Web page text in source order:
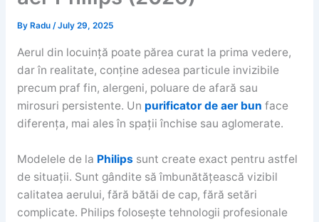
By Radu /July 29, 2025
Aerul din locuință poate părea curat la prima vedere,
dar în realitate, conține adesea particule invizibile
precum praf fin, alergeni, poluare de afară sau
mirosuri persistente. Un purificator de aer bun face
diferența, mai ales în spații închise sau aglomerate.
Modelele de la Philipssunt create exact pentru astfel
de situații. Sunt gândite să îmbunătățească vizibil
calitatea aerului, fără bătăi de cap, fără setări
complicate. Philips folosește tehnologii profesionale